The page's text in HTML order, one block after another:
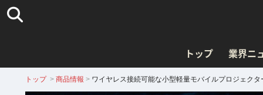
トップ 業界ニ
トップ > 商品情報 > ワイヤレス接続可能な小型軽量モバイルプロジェク